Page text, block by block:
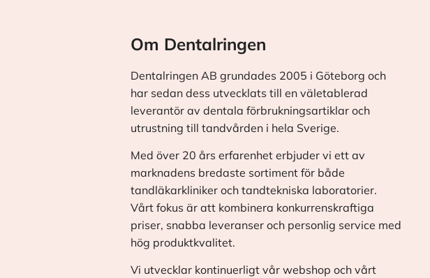
Om Dentalringen
Dentalringen AB grundades 2005 i Göteborg och
har sedan dess utvecklats till en väletablerad
leverantör av dentala förbrukningsartiklar och
utrustning till tandvården i hela Sverige.
Med över 20 års erfarenhet erbjuder vi ett av
marknadens bredaste sortiment för både
tandläkarkliniker och tandtekniska laboratorier.
Vårt fokus är att kombinera konkurrenskraftiga
priser, snabba leveranser och personlig service med
hög produktkvalitet.
Vi utvecklar kontinuerligt vår webshop och vårt